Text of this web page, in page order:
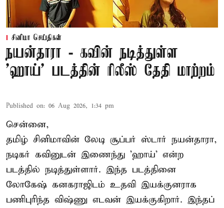
சினிமா செய்திகள்
நயன்தாரா - கவின் நடித்துள்ள
'ஹாய்' படத்தின் ரிலீஸ் தேதி மாற்றம்
Published on: 06 Aug 2026, 1:34 pm
சென்னை,
தமிழ் சினிமாவின் லேடி சூப்பர் ஸ்டார் நயன்தாரா,
நடிகர் கவினுடன் இணைந்து 'ஹாய்' என்ற
படத்தில் நடித்துள்ளார். இந்த படத்தினை
லோகேஷ் கனகராஜிடம் உதவி இயக்குனராக
பணிபுரிந்த விஷ்ணு எடவன் இயக்குகிறார். இந்தப்